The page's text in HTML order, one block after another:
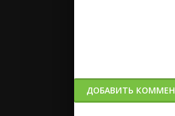
ДОБАВИТЬ